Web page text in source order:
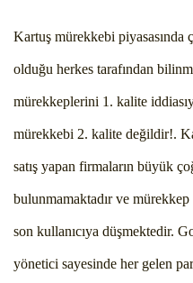
Kartuş mürekkebi piyasasında
olduğu herkes tarafından
mürekkeplerini 1. kalite
mürekkebi 2. kalite değildir!.
satış yapan firmaların büyük
bulunmamaktadır ve
son kullanıcıya düşmektedir.
yönetici sayesinde her gelen